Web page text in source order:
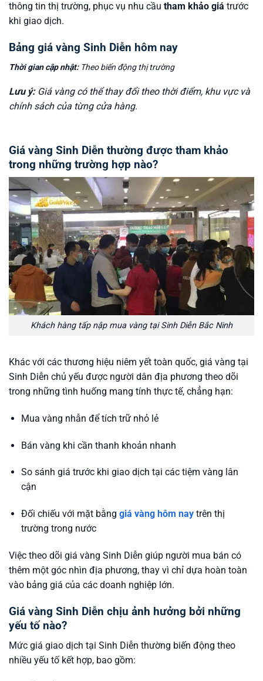
thông tin thị trường, phục vụ nhu cầu tham khảo giá trước
khi giao dịch.
Bảng giá vàng Sinh Diễn hôm nay
Thời gian cập nhật:Theo biến động thị trường
Lưu ý:Giá vàng có thể thay đổi theo thời điểm, khu vực và
chính sách của từng cửa hàng.
Giá vàng Sinh Diễn thường được tham khảo
trong những trường hợp nào?
Khách hàng tấp nập mua vàng tại Sinh Diễn Bắc Ninh
Khác với các thương hiệu niêm yết toàn quốc, giá vàng tại
Sinh Diễn chủ yếu được người dân địa phương theo dõi
trong những tình huống mang tính thực tế, chẳng hạn:
Mua vàng nhẫn để tích trữ nhỏ lẻ
Bán vàng khi cần thanh khoản nhanh
So sánh giá trước khi giao dịch tại các tiệm vàng lân
cận
Đối chiếu với mặt bằng giá vàng hôm naytrên thị
trường trong nước
Việc theo dõi giá vàng Sinh Diễn giúp người mua bán có
thêm một góc nhìn địa phương, thay vì chỉ dựa hoàn toàn
vào bảng giá của các doanh nghiệp lớn.
Giá vàng Sinh Diễn chịu ảnh hưởng bởi những
yếu tố nào?
Mức giá giao dịch tại Sinh Diễn thường biến động theo
nhiều yếu tố kết hợp, bao gồm: